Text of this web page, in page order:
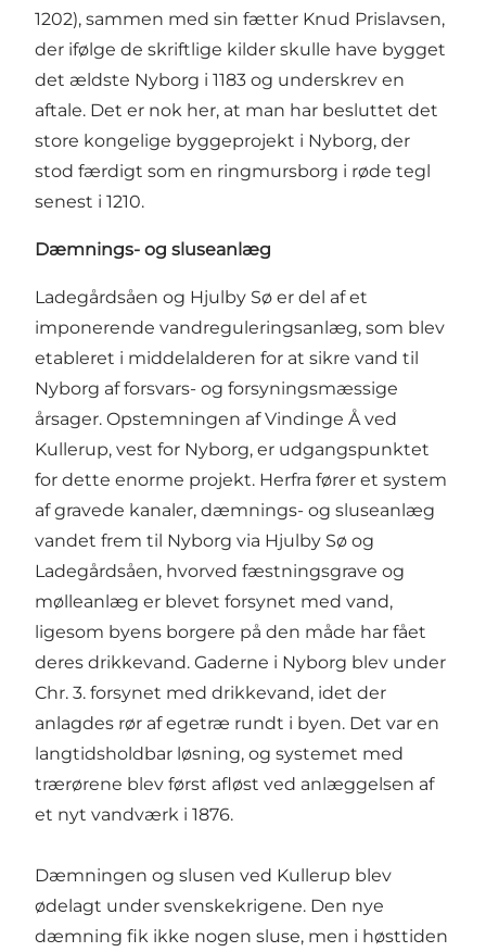
1202), sammen med sin fætter Knud Prislavsen,
der ifølge de skriftlige kilder skulle have bygget
det ældste Nyborg i 1183 og underskrev en
aftale. Det er nok her, at man har besluttet det
store kongelige byggeprojekt i Nyborg, der
stod færdigt som en ringmursborg i røde tegl
senest i 1210.
Dæmnings- og sluseanlæg
Ladegårdsåen og Hjulby Sø er del af et
imponerende vandreguleringsanlæg, som blev
etableret i middelalderen for at sikre vand til
Nyborg af forsvars- og forsyningsmæssige
årsager. Opstemningen af Vindinge Å ved
Kullerup, vest for Nyborg, er udgangspunktet
for dette enorme projekt. Herfra fører et system
af gravede kanaler, dæmnings- og sluseanlæg
vandet frem til Nyborg via Hjulby Sø og
Ladegårdsåen, hvorved fæstningsgrave og
mølleanlæg er blevet forsynet med vand,
ligesom byens borgere på den måde har fået
deres drikkevand. Gaderne i Nyborg blev under
Chr. 3. forsynet med drikkevand, idet der
anlagdes rør af egetræ rundt i byen. Det var en
langtidsholdbar løsning, og systemet med
trærørene blev først afløst ved anlæggelsen af
et nyt vandværk i 1876.
Dæmningen og slusen ved Kullerup blev
ødelagt under svenskekrigene. Den nye
dæmning fik ikke nogen sluse, men i høsttiden